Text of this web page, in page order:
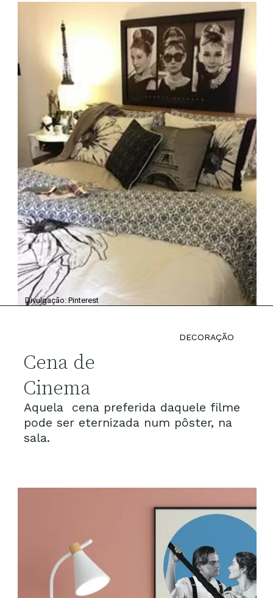
Divulgação: Pinterest
Aquela cena preferida daquele filme
pode ser eternizada num pôster, na
sala.
Cena de
Cinema
DECORAÇÃO